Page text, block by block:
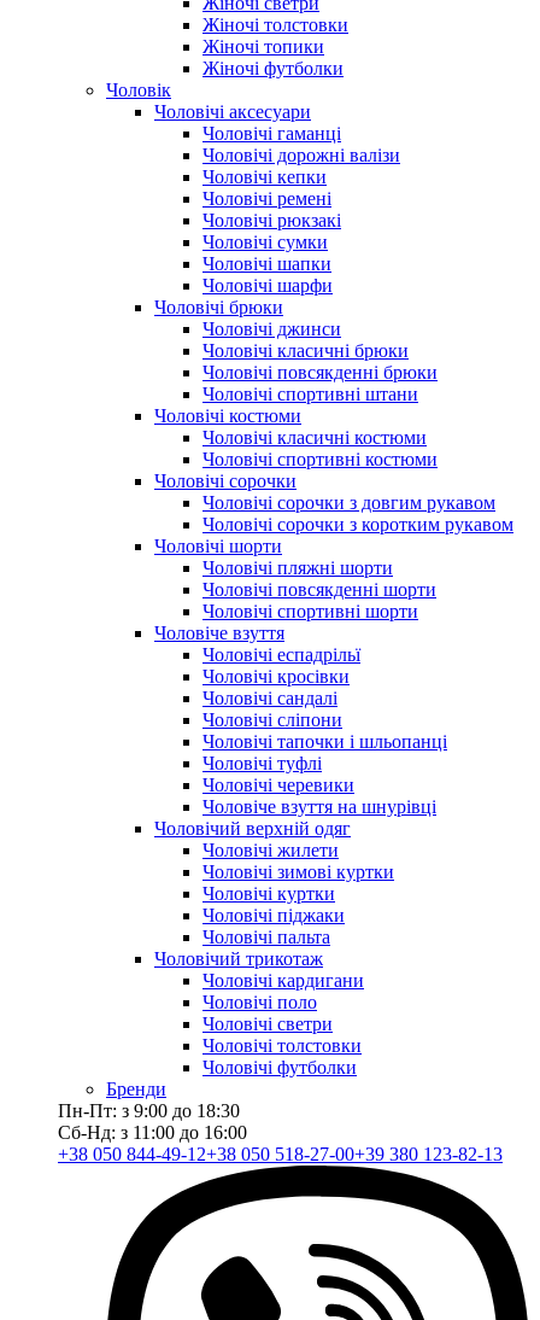
Жіночі толстовки
Жіночі топики
Жіночі футболки
Чоловік
Чоловічі аксесуари
Чоловічі гаманці
Чоловічі дорожні валізи
Чоловічі кепки
Чоловічі ремені
Чоловічі рюкзакі
Чоловічі сумки
Чоловічі шапки
Чоловічі шарфи
Чоловічі брюки
Чоловічі джинси
Чоловічі класичні брюки
Чоловічі повсякденні брюки
Чоловічі спортивні штани
Чоловічі костюми
Чоловічі класичні костюми
Чоловічі спортивні костюми
Чоловічі сорочки
Чоловічі сорочки з довгим рукавом
Чоловічі сорочки з коротким рукавом
Чоловічі шорти
Чоловічі пляжні шорти
Чоловічі повсякденні шорти
Чоловічі спортивні шорти
Чоловіче взуття
Чоловічі еспадрільї
Чоловічі кросівки
Чоловічі сандалі
Чоловічі сліпони
Чоловічі тапочки і шльопанці
Чоловічі туфлі
Чоловічі черевики
Чоловіче взуття на шнурівці
Чоловічий верхній одяг
Чоловічі жилети
Чоловічі зимові куртки
Чоловічі куртки
Чоловічі піджаки
Чоловічі пальта
Чоловічий трикотаж
Чоловічі кардигани
Чоловічі поло
Чоловічі светри
Чоловічі толстовки
Чоловічі футболки
Бренди
Пн-Пт: з 9:00 до 18:30
Сб-Нд: з 11:00 до 16:00
+38 050 844-49-12+38 050 518-27-00+39 380 123-82-13